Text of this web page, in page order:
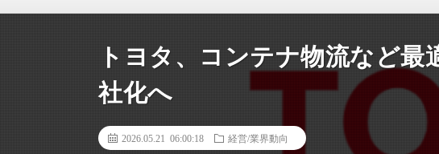
トヨタ、コンテナ物流など最
社化へ
2026.05.21 06:00:18 経営/業界動向